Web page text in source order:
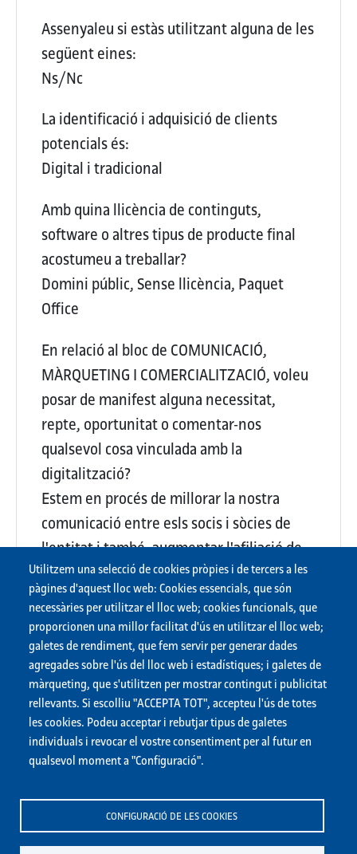
Assenyaleu si estàs utilitzant alguna de les
següent eines:
Ns/Nc
La identificació i adquisició de clients
potencials és:
Digital i tradicional
Amb quina llicència de continguts,
software o altres tipus de producte final
acostumeu a treballar?
Domini públic, Sense llicència, Paquet
Office
En relació al bloc de COMUNICACIÓ,
MÀRQUETING I COMERCIALITZACIÓ, voleu
posar de manifest alguna necessitat,
repte, oportunitat o comentar-nos
qualsevol cosa vinculada amb la
digitalització?
Estem en procés de millorar la nostra
comunicació entre esls socis i sòcies de
l'entitat i també, augmentar l'afiliació de
nous integrants a la nostra causa social.
Descarregar les respostes en PDF
Utilitzem una selecció de cookies pròpies i de tercers a les
pàgines d'aquest lloc web: Cookies essencials, que són
necessàries per utilitzar el lloc web; cookies funcionals, que
proporcionen una millor facilitat d'ús en utilitzar el lloc web;
galetes de rendiment, que fem servir per generar dades
agregades sobre l'ús del lloc web i estadístiques; i galetes de
màrqueting, que s'utilitzen per mostrar contingut i publicitat
rellevants. Si escolliu "ACCEPTA TOT", accepteu l'ús de totes
les cookies. Podeu acceptar i rebutjar tipus de galetes
individuals i revocar el vostre consentiment per al futur en
qualsevol moment a "Configuració".
CONFIGURACIÓ DE LES COOKIES